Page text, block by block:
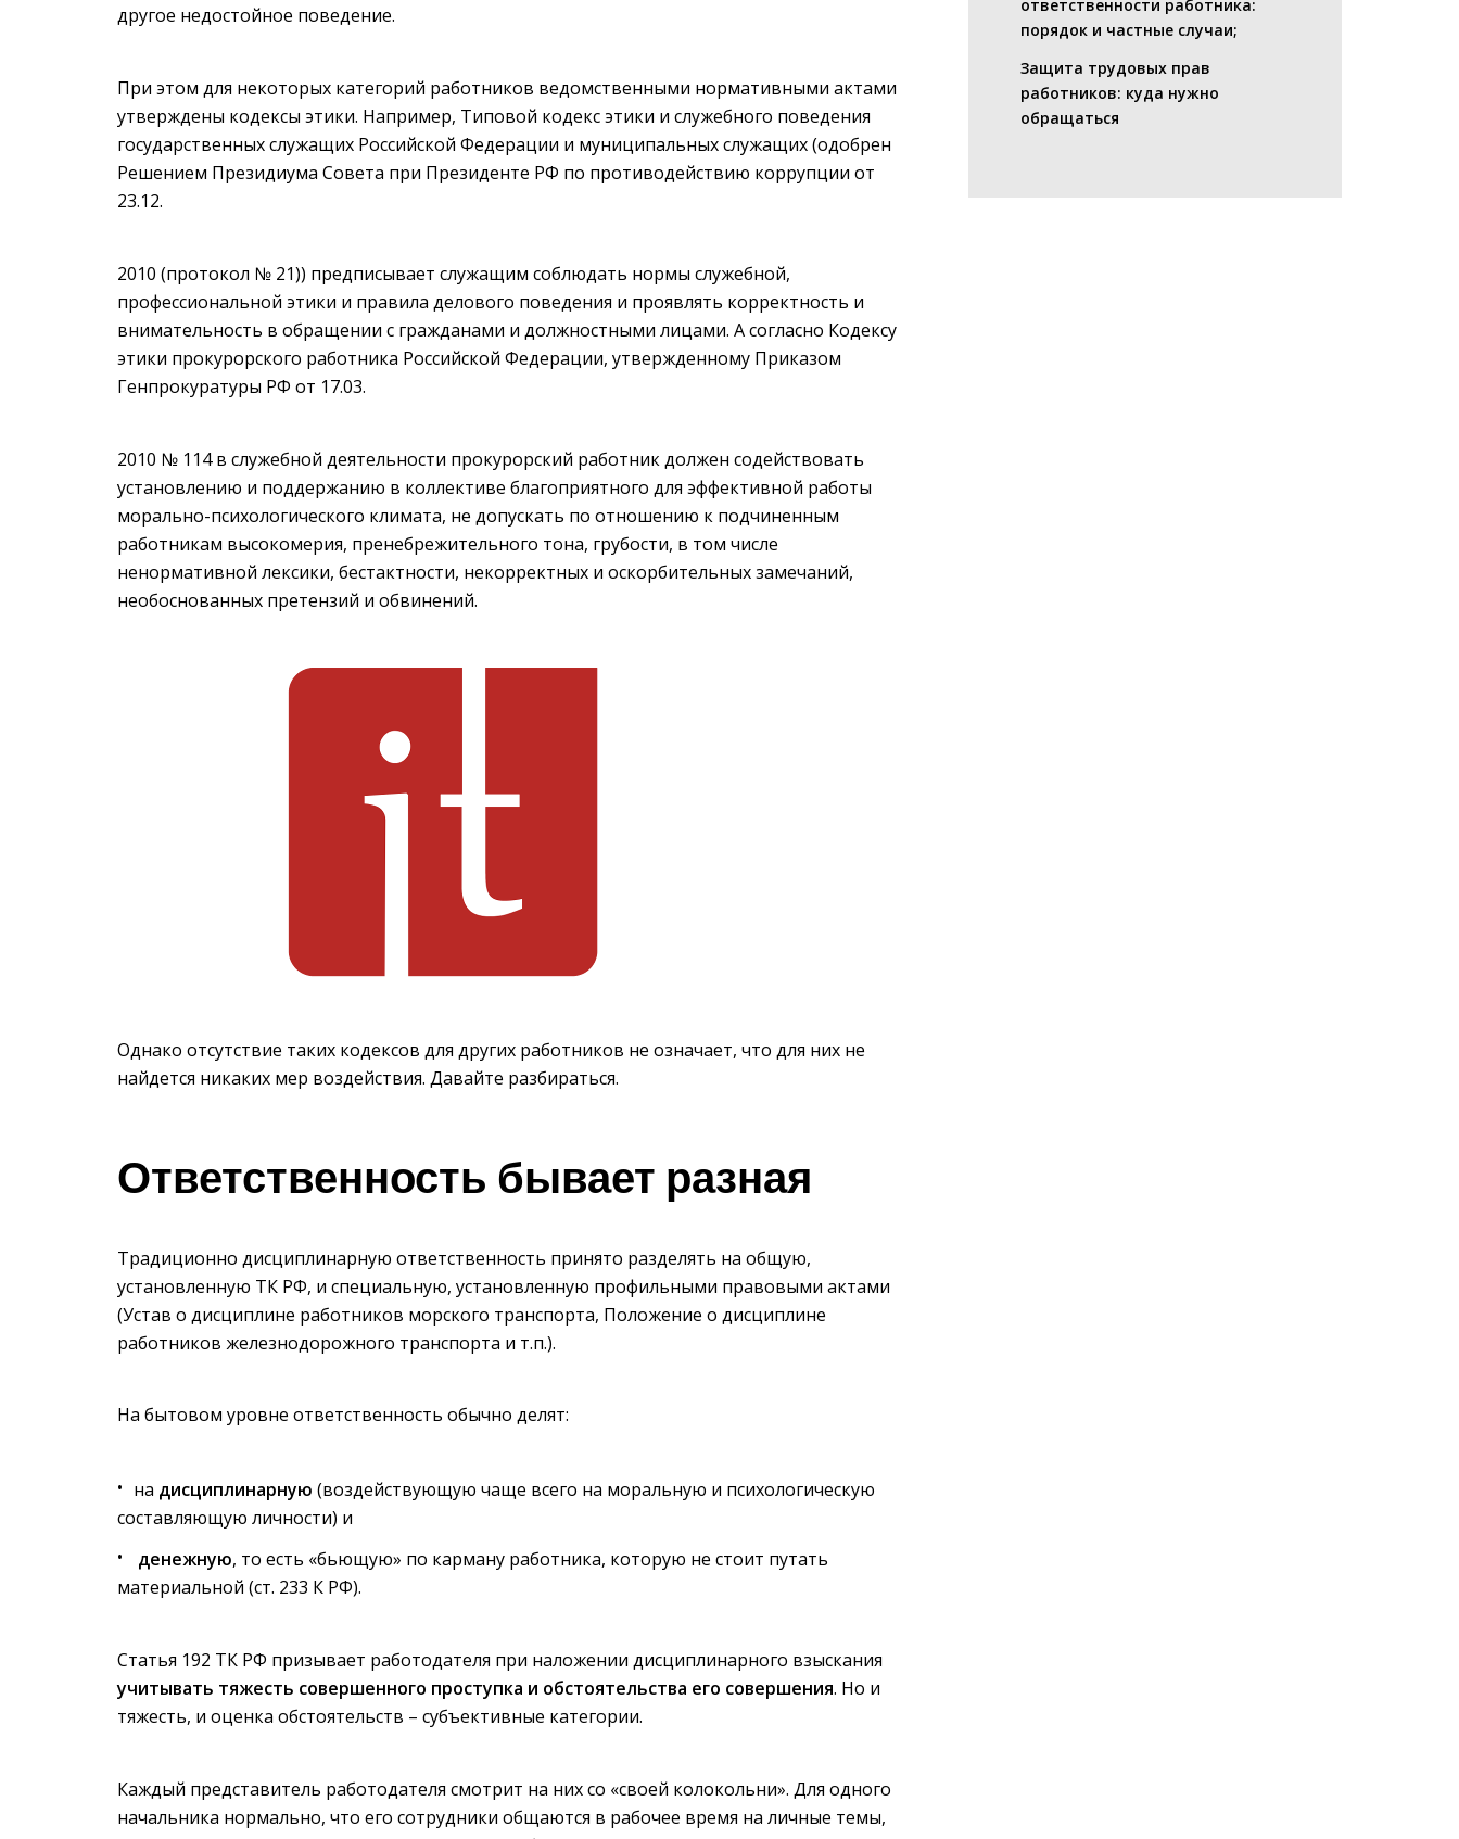
другое недостойное поведение.
При этом для некоторых категорий работников ведомственными нормативными актами
утверждены кодексы этики. Например, Типовой кодекс этики и служебного поведения
государственных служащих Российской Федерации и муниципальных служащих (одобрен
Решением Президиума Совета при Президенте РФ по противодействию коррупции от
23.12.
2010 (протокол № 21)) предписывает служащим соблюдать нормы служебной,
профессиональной этики и правила делового поведения и проявлять корректность и
внимательность в обращении с гражданами и должностными лицами. А согласно Кодексу
этики прокурорского работника Российской Федерации, утвержденному Приказом
Генпрокуратуры РФ от 17.03.
2010 № 114 в служебной деятельности прокурорский работник должен содействовать
установлению и поддержанию в коллективе благоприятного для эффективной работы
морально-психологического климата, не допускать по отношению к подчиненным
работникам высокомерия, пренебрежительного тона, грубости, в том числе
ненормативной лексики, бестактности, некорректных и оскорбительных замечаний,
необоснованных претензий и обвинений.
Однако отсутствие таких кодексов для других работников не означает, что для них не
найдется никаких мер воздействия. Давайте разбираться.
Ответственность бывает разная
Традиционно дисциплинарную ответственность принято разделять на общую,
установленную ТК РФ, и специальную, установленную профильными правовыми актами
(Устав о дисциплине работников морского транспорта, Положение о дисциплине
работников железнодорожного ­транспорта и т.п.).
На бытовом уровне ответственность обычно делят:
на дисциплинарную (воздействующую чаще всего на моральную и психологическую
составляющую личности) и
денежную, то есть «бьющую» по карману работника, которую не стоит путать
материальной (ст. 233 К РФ).
Статья 192 ТК РФ призывает работодателя при наложении дисциплинарного взыскания
учитывать тяжесть совершенного проступка и обстоятельства его совершения. Но и
тяжесть, и оценка ­обстоятельств – ­субъективные категории.
Каждый представитель работодателя смотрит на них со «своей колокольни». Для одного
начальника нормально, что его сотрудники общаются в рабочее время на личные темы,
ответственности работника:
порядок и частные случаи;
Защита трудовых прав
работников: куда нужно
обращаться